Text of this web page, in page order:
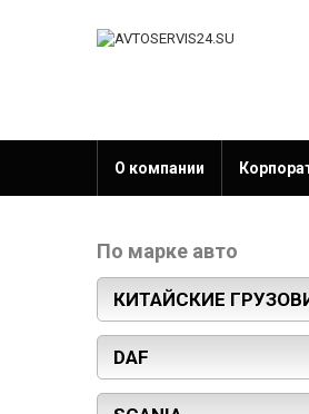
О компании
По марке авто
КИТАЙСКИЕ
DAF